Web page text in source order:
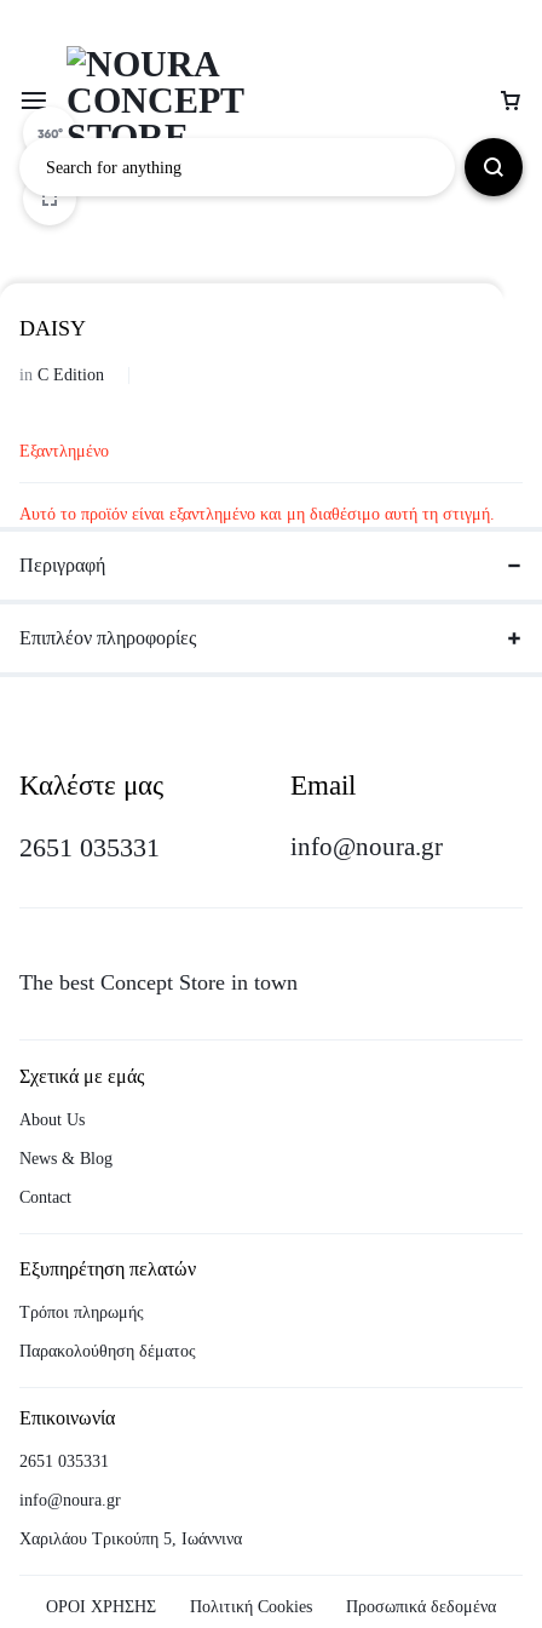
DAISY
in C Edition
Εξαντλημένο
Αυτό το προϊόν είναι εξαντλημένο και μη διαθέσιμο αυτή τη στιγμή.
Περιγραφή
Επιπλέον πληροφορίες
Καλέστε μας
2651 035331
Email
info@noura.gr
The best Concept Store in town
Σχετικά με εμάς
About Us
News & Blog
Contact
Εξυπηρέτηση πελατών
Τρόποι πληρωμής
Παρακολούθηση δέματος
Επικοινωνία
2651 035331
info@noura.gr
Χαριλάου Τρικούπη 5, Ιωάννινα
ΟΡΟΙ ΧΡΗΣΗΣ Πολιτική Cookies
Προσωπικά δεδομένα